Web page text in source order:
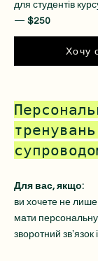
для студентів
— $250
Хочу
Для вас, якщо:
ви хочете не лише
мати
зворотний звʼязок